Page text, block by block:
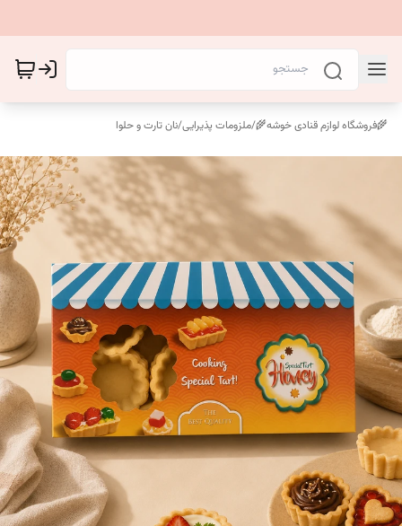
🌾فروشگاه لوازم قنادی خوشه🌾/ملزومات پذیرایی/نان تارت و حلوا